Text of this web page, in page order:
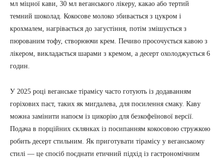
мл міцної кави, 30 мл веганського лікеру, какао або тертий
темний шоколад. Кокосове молоко збивається з цукром і
крохмалем, нагрівається до загустіння, потім змішується з
пюрованим тофу, створюючи крем. Печиво просочується кавою з
лікером, викладається шарами з кремом, а десерт охолоджується 6
годин.
У 2025 році веганське тірамісу часто готують із додаванням
горіхових паст, таких як мигдалева, для посилення смаку. Каву
можна замінити напоєм із цикорію для безкофеїнової версії.
Подача в порційних склянках із посипанням кокосовою стружкою
робить десерт стильним. Як приготувати тірамісу у веганському
стилі — це спосіб поєднати етичний підхід із гастрономічним